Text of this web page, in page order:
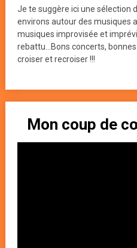
Je te suggère ici une sélection
environs autour des musiques
musiques improvisée et
rebattu...Bons concerts,
croiser et recroiser !!!
Mon coup de